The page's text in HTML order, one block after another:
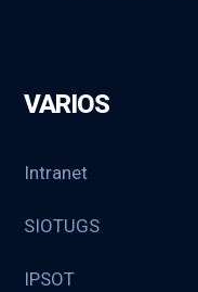
VARIOS
Intranet
SIOTUGS
IPSOT